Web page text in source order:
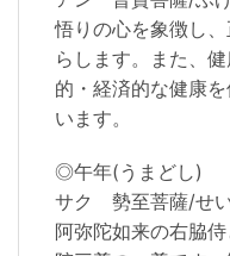
悟りの心を象徴し
らします。また、
的・経済的な健康
います。
◎午年(うまどし)
サク 勢至菩薩/せ
阿弥陀如来の右脇